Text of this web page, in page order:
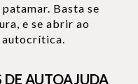
Basta se
e se abrir ao
autocrítica.
DE AUTOAJUDA